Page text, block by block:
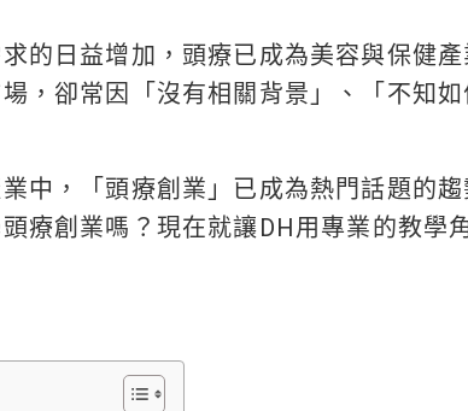
的日益增加，頭療已成為美容與保健
，卻常因「沒有相關背景」、「不知
中，「頭療創業」已成為熱門話題的
療創業嗎？現在就讓DH用專業的教學